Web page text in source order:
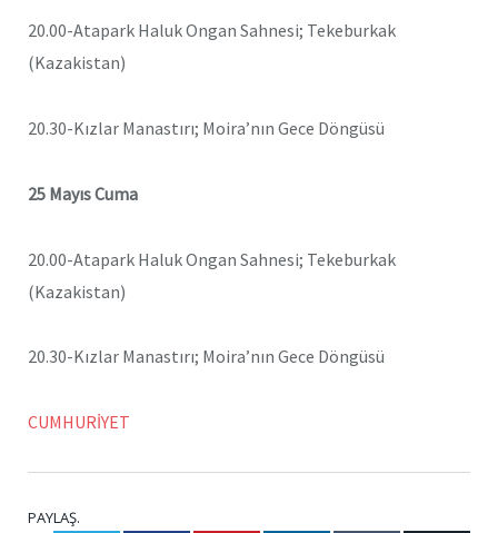
20.00-Atapark Haluk Ongan Sahnesi; Tekeburkak
(Kazakistan)
20.30-Kızlar Manastırı; Moira’nın Gece Döngüsü
25 Mayıs Cuma
20.00-Atapark Haluk Ongan Sahnesi; Tekeburkak
(Kazakistan)
20.30-Kızlar Manastırı; Moira’nın Gece Döngüsü
CUMHURİYET
PAYLAŞ.